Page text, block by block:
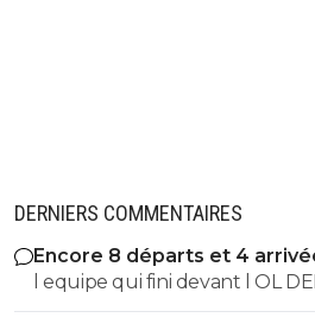
DERNIERS COMMENTAIRES
Encore 8 départs et 4
l equipe qui fini devant l OL
es tro malin toi